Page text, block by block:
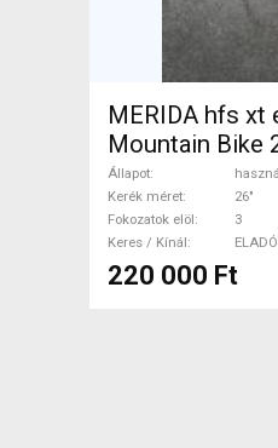
MERIDA hfs xt
Mountain Bike
teleszkópos
Állapot
Kerék méret
26"
Fokozatok elöl
3
Keres / Kínál
ELADÓ
220 000 Ft